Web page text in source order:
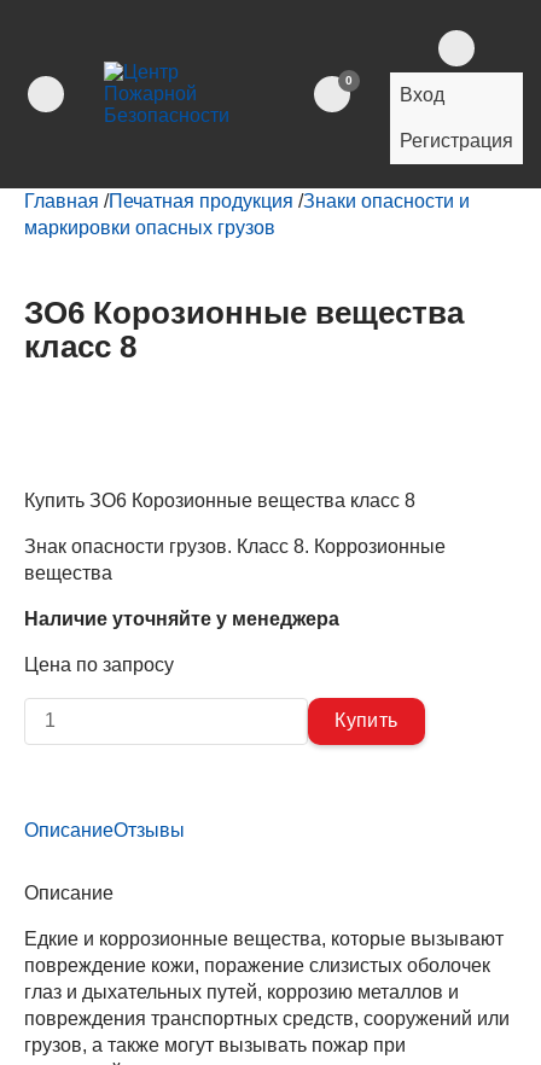
0
Вход
Регистрация
Главная /Печатная продукция /Знаки опасности и
маркировки опасных грузов
ЗО6 Корозионные вещества
класс 8
Купить ЗО6 Корозионные вещества класс 8
Знак опасности грузов. Класс 8. Коррозионные
вещества
Наличие уточняйте у менеджера
Цена по запросу
ОписаниеОтзывы
Описание
Едкие и коррозионные вещества, которые вызывают
повреждение кожи, поражение слизистых оболочек
глаз и дыхательных путей, коррозию металлов и
повреждения транспортных средств, сооружений или
грузов, а также могут вызывать пожар при